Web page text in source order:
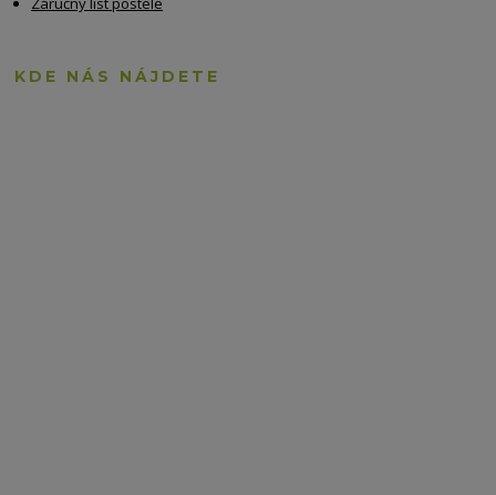
KDE NÁS NÁJDETE